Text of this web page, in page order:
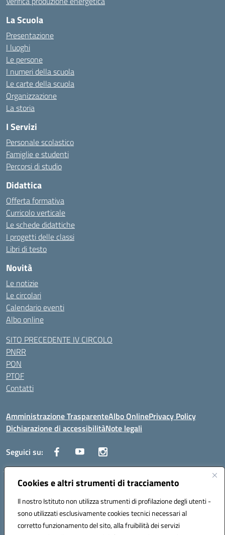
Cookies e altri strumenti di tracciamento
Il nostro Istituto non utilizza strumenti di profilazione degli utenti -
sono utilizzati esclusivamente cookies tecnici necessari al
corretto funzionamento del sito, alla fruibilità dei servizi
La Scuola
Presentazione
I luoghi
Le persone
I numeri della scuola
Le carte della scuola
Organizzazione
La storia
I Servizi
Personale scolastico
Famiglie e studenti
Percorsi di studio
Didattica
Offerta formativa
Curricolo verticale
Le schede didattiche
I progetti delle classi
Libri di testo
Novità
Le notizie
Le circolari
Calendario eventi
Albo online
SITO PRECEDENTE IV CIRCOLO
PNRR
PON
PTOF
Contatti
Amministrazione TrasparenteAlbo OnlinePrivacy Policy
Dichiarazione di accessibilitàNote legali
Seguici su:
Traversa Fondo d'Orto n.19B - Cap 80053 - Castellammare di Stabia
(NA) - Tel. 0818701043 - Mail: naic847006@istruzione.it - PEC:
Codice meccanografico: NAIC847006 - Codice iPA: istsc_naic847006 -
C.F. 82009060631 - Codice univoco fatturazione elettronica (CUF):